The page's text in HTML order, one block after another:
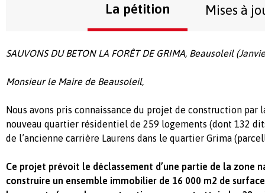
La pétition Mises à
SAUVONS DU BETON LA FORÊT DE GRIMA, Beausoleil
Monsieur le Maire de Beausoleil,
Nous avons pris connaissance du projet de construction par
nouveau quartier résidentiel de 259 logements (dont 132
de l’ancienne carrière Laurens dans le quartier Grima
Ce projet prévoit le déclassement d’une partie de la zone
construire un ensemble immobilier de 16 000 m2 de